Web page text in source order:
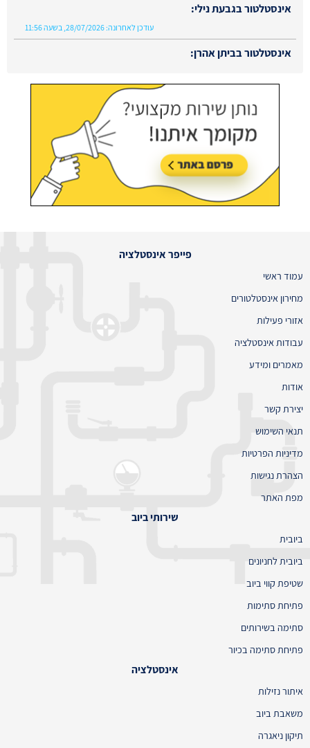
אינסטלטור בגבעת נילי:
עודכן לאחרונה: 28/07/2026, בשעה 11:56
אינסטלטור בביתן אהרן:
פייפר אינסטלציה
עמוד ראשי
מחירון אינסטלטורים
אזורי פעילות
עבודות אינסטלציה
מאמרים ומידע
אודות
יצירת קשר
תנאי השימוש
מדיניות הפרטיות
הצהרת נגישות
מפת האתר
שירותי ביוב
ביובית
ביובית לחניונים
שטיפת קווי ביוב
פתיחת סתימות
סתימה בשירותים
פתיחת סתימה בכיור
אינסטלציה
איתור נזילות
משאבת ביוב
תיקון ניאגרה